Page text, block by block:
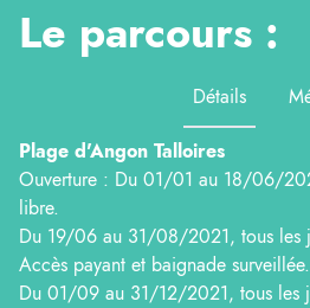
Le parcours :
Détails
Plage d'Angon Talloires
Ouverture : Du 01/01 au 18/06/
libre.
Du 19/06 au 31/08/2021, tous les
Accès payant et baignade surveillée.
Du 01/09 au 31/12/2021, tous les